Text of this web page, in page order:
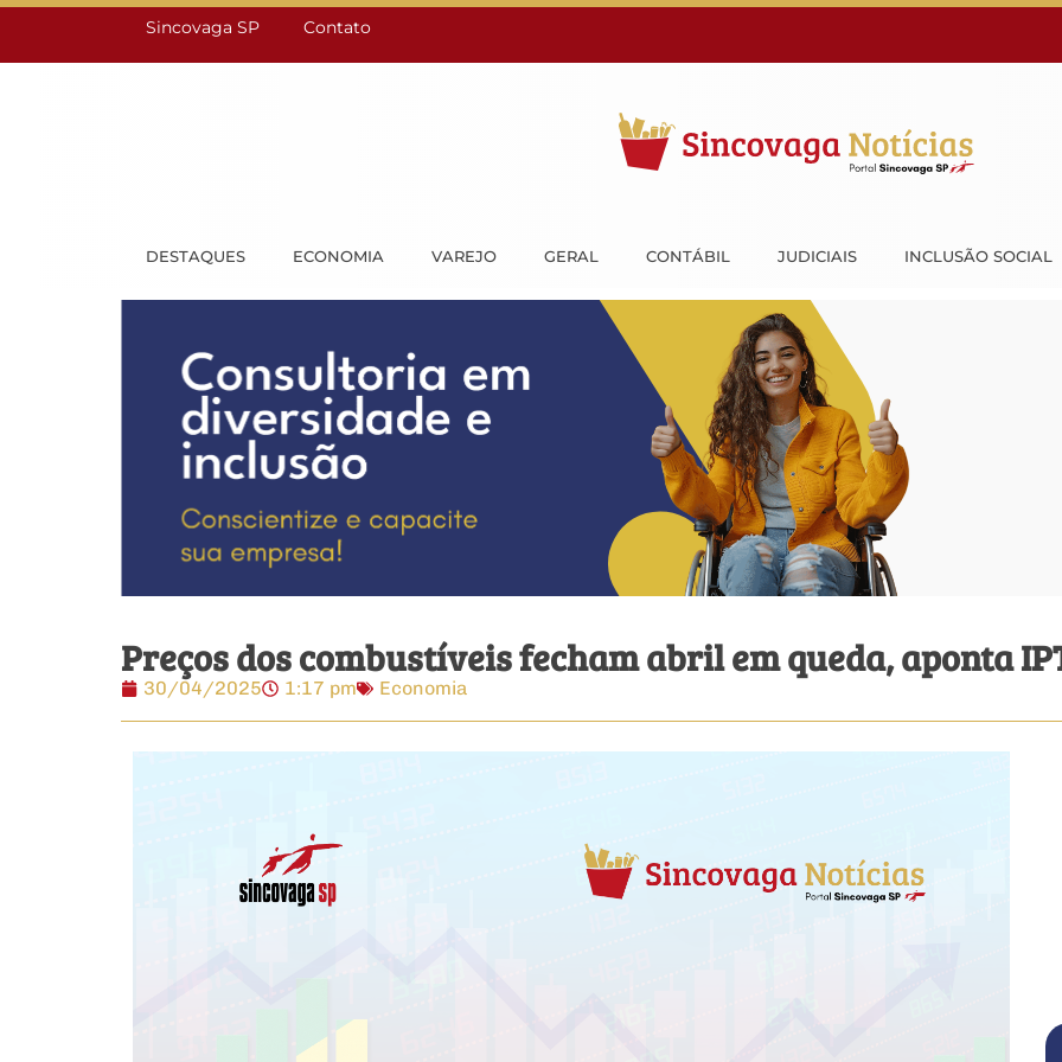
Sincovaga SP Contato
DESTAQUES ECONOMIA VAREJO GERAL CONTÁBIL JUDICIAIS INCLUSÃO SOCIAL
Preços dos combustíveis fecham abril em queda, aponta
30/04/2025 1:17 pm Economia